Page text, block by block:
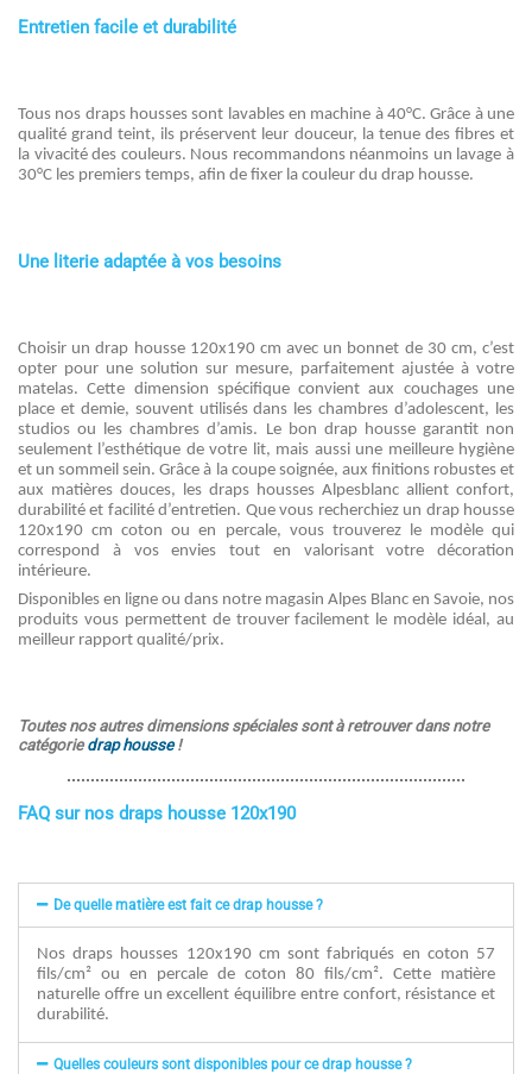
Entretien facile et durabilité
Tous nos draps housses sont lavables en machine à 40°C. Grâce à une
qualité grand teint, ils préservent leur douceur, la tenue des fibres et
la vivacité des couleurs. Nous recommandons néanmoins un lavage à
30°C les premiers temps, afin de fixer la couleur du drap housse.
Une literie adaptée à vos besoins
Choisir un drap housse 120x190 cm avec un bonnet de 30 cm, c’est
opter pour une solution sur mesure, parfaitement ajustée à votre
matelas. Cette dimension spécifique convient aux couchages une
place et demie, souvent utilisés dans les chambres d’adolescent, les
studios ou les chambres d’amis. Le bon drap housse garantit non
seulement l’esthétique de votre lit, mais aussi une meilleure hygiène
et un sommeil sein. Grâce à la coupe soignée, aux finitions robustes et
aux matières douces, les draps housses Alpesblanc allient confort,
durabilité et facilité d’entretien. Que vous recherchiez un drap housse
120x190 cm coton ou en percale, vous trouverez le modèle qui
correspond à vos envies tout en valorisant votre décoration
intérieure.
Disponibles en ligne ou dans notre magasin Alpes Blanc en Savoie, nos
produits vous permettent de trouver facilement le modèle idéal, au
meilleur rapport qualité/prix.
Toutes nos autres dimensions spéciales sont à retrouver dans notre
catégorie drap housse!
FAQ sur nos draps housse 120x190
De quelle matière est fait ce drap housse ?
Nos draps housses 120x190 cm sont fabriqués en coton 57
fils/cm² ou en percale de coton 80 fils/cm². Cette matière
naturelle offre un excellent équilibre entre confort, résistance et
durabilité.
Quelles couleurs sont disponibles pour ce drap housse ?